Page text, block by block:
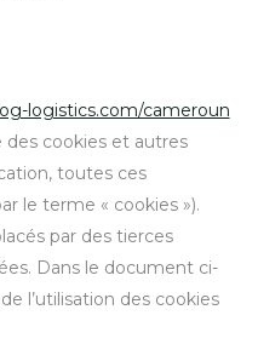
logistics.com/cameroun
des cookies et autres
toutes ces
le terme « cookies »).
par des tierces
Dans le document ci-
l’utilisation des cookies